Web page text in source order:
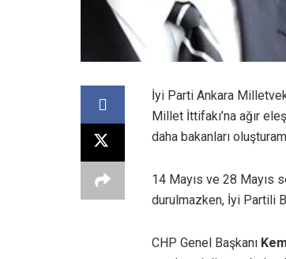
İyi Parti Ankara
Millet İttifakı’na ağır
daha bakanları
14 Mayıs ve 28 Mayıs
durulmazken, İyi Partili
CHP Genel Başkanı